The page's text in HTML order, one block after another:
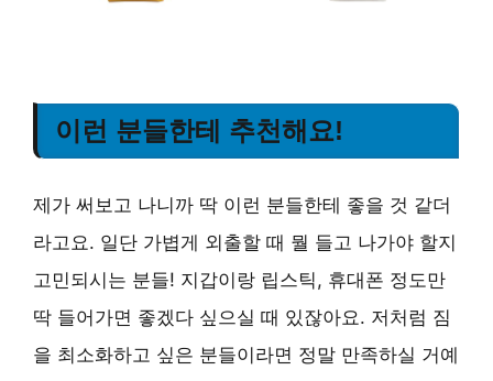
이런 분들한테 추천해요!
제가 써보고 나니까 딱 이런 분들한테 좋을 것 같더
라고요. 일단 가볍게 외출할 때 뭘 들고 나가야 할지
고민되시는 분들! 지갑이랑 립스틱, 휴대폰 정도만
딱 들어가면 좋겠다 싶으실 때 있잖아요. 저처럼 짐
을 최소화하고 싶은 분들이라면 정말 만족하실 거예